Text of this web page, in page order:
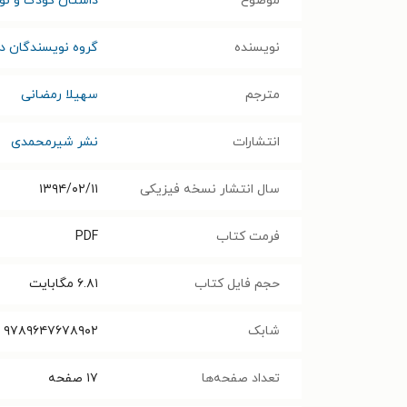
نویسنده گروه نویسندگان
مترجم سهیلا رمضانی
انتشارات نشر شیرمحمدی
سال انتشار نسخه فیزیکی ۱۳۹۴/۰۲/۱۱
فرمت کتاب PDF
حجم فایل کتاب ۶.۸۱ مگابایت
شابک ۹۷۸۹۶۴۷۶۷۸۹۰۲
تعداد صفحه‌ها ۱۷ صفحه